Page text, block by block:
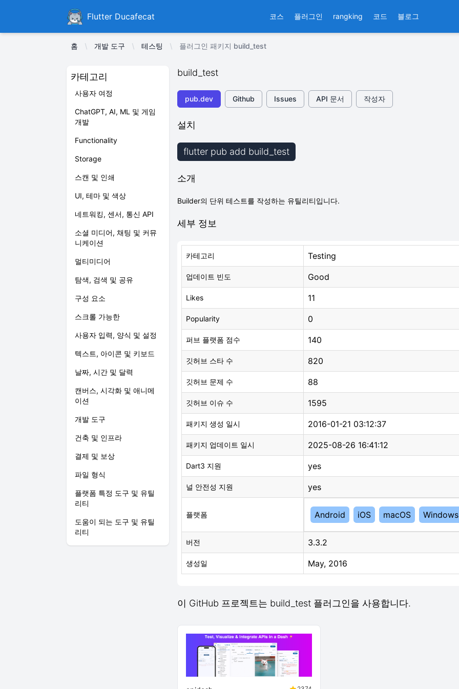
DucafecatFlutter Ducafecat 코스 플러그인 rangking 코드 블로그
홈 개발 도구 테스팅 플러그인 패키지 build_test
카테고리
사용자 여정
ChatGPT, AI, ML 및 게임
개발
Functionality
Storage
스캔 및 인쇄
UI, 테마 및 색상
네트워킹, 센서, 통신 API
소셜 미디어, 채팅 및 커뮤
니케이션
멀티미디어
탐색, 검색 및 공유
구성 요소
스크롤 가능한
사용자 입력, 양식 및 설정
텍스트, 아이콘 및 키보드
날짜, 시간 및 달력
캔버스, 시각화 및 애니메
이션
개발 도구
건축 및 인프라
결제 및 보상
파일 형식
플랫폼 특정 도구 및 유틸
리티
도움이 되는 도구 및 유틸
리티
build_test
pub.dev Github Issues API 문서 작성자
설치
flutter pub add build_test
소개
Builder의 단위 테스트를 작성하는 유틸리티입니다.
세부 정보
카테고리 Testing
업데이트 빈도 Good
Likes 11
Popularity 0
퍼브 플랫폼 점수 140
깃허브 스타 수 820
깃허브 문제 수 88
깃허브 이슈 수 1595
패키지 생성 일시 2016-01-21 03:12:37
패키지 업데이트 일시 2025-08-26 16:41:12
Dart3 지원 yes
널 안전성 지원 yes
플랫폼 Android iOS macOS Windows
버전 3.3.2
생성일 May, 2016
이 GitHub 프로젝트는 build_test 플러그인을 사용합니다.